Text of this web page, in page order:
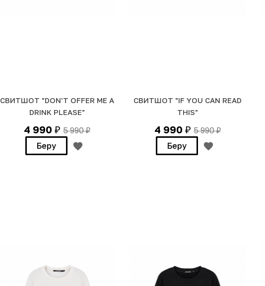
СВИТШОТ "DON'T OFFER ME A
DRINK PLEASE"
4 990 ₽ 5 990₽
Беру
СВИТШОТ "IF YOU CAN READ
THIS"
4 990 ₽ 5 990₽
Беру